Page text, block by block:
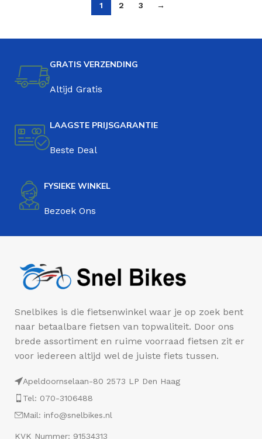
1 2 3 →
GRATIS VERZENDING
Altijd Gratis
LAAGSTE PRIJSGARANTIE
Beste Deal
FYSIEKE WINKEL
Bezoek Ons
Snelbikes is die fietsenwinkel waar je op zoek bent
naar betaalbare fietsen van topwaliteit. Door ons
brede assortiment en ruime voorraad fietsen zit er
voor iedereen altijd wel de juiste fiets tussen.
Apeldoornselaan-80 2573 LP Den Haag
Tel: 070-3106488
Mail: info@snelbikes.nl
KVK Nummer: 91534313